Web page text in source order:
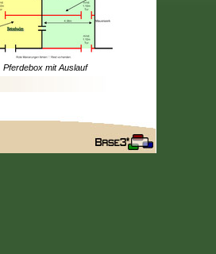
Pferdebox mit Auslauf